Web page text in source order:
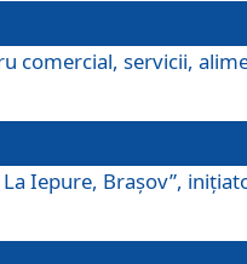
comercial, servicii,
Iepure, Braşov”,